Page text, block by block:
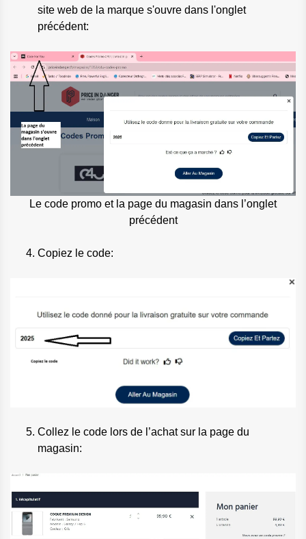
site web de la marque s'ouvre dans l'onglet
précédent:
Le code promo et la page du magasin dans l’onglet
précédent
Copiez le code:
Collez le code lors de l’achat sur la page du
magasin: